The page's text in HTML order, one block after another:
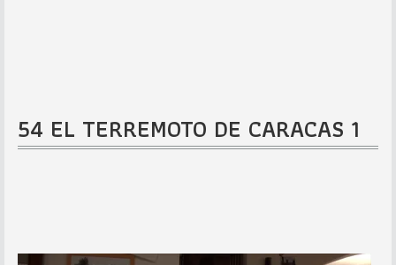
54 EL TERREMOTO DE CARACAS 1